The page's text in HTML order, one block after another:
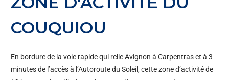
COUQUIOU
En bordure de la voie rapide qui relie Avignon à Carpentras et à 3
minutes de l’accès à l’Autoroute du Soleil, cette zone d’activité de